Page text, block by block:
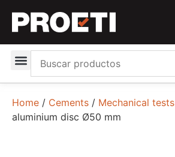
Home / Cements / Mechanical tests
aluminium disc Ø50 mm